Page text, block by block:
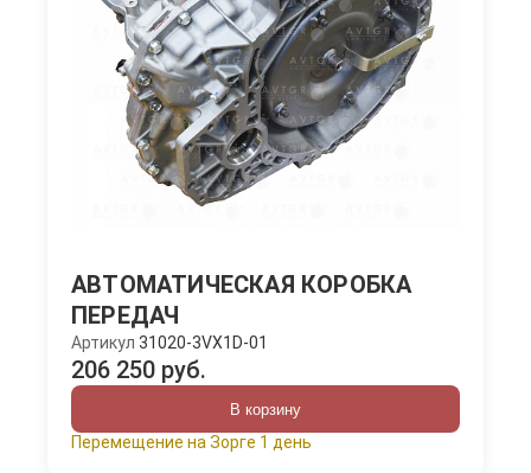
АВТОМАТИЧЕСКАЯ КОРОБКА
ПЕРЕДАЧ
Артикул 31020-3VX1D-01
206 250 руб.
В корзину
Перемещение на Зорге 1 день